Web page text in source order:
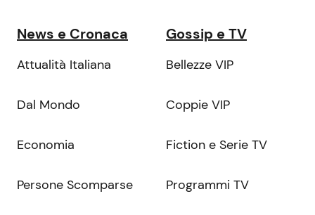
News e Cronaca
Attualità Italiana
Dal Mondo
Economia
Persone Scomparse
Gossip e TV
Bellezze VIP
Coppie VIP
Fiction e Serie TV
Programmi TV